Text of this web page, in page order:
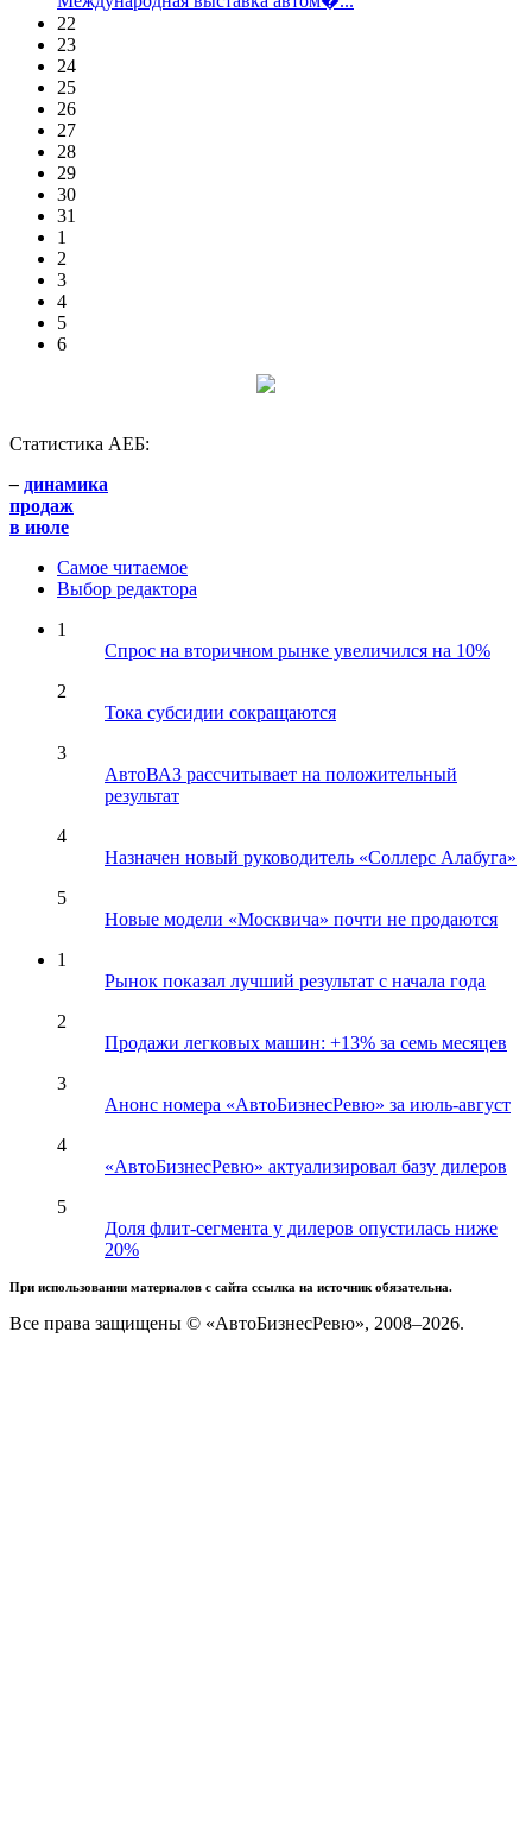
22
23
24
25
26
27
28
29
30
31
1
2
3
4
5
6
Статистика АЕБ:
– динамика
продаж
в июле
Самое читаемое
Выбор редактора
1
Спрос на вторичном рынке увеличился на 10%
2
Тока субсидии сокращаются
3
АвтоВАЗ рассчитывает на положительный
результат
4
Назначен новый руководитель «Соллерс Алабуга»
5
Новые модели «Москвича» почти не продаются
1
Рынок показал лучший результат с начала года
2
Продажи легковых машин: +13% за семь месяцев
3
Анонс номера «АвтоБизнесРевю» за июль-август
4
«АвтоБизнесРевю» актуализировал базу дилеров
5
Доля флит-сегмента у дилеров опустилась ниже
20%
При использовании материалов с сайта ссылка на источник обязательна.
Все права защищены © «АвтоБизнесРевю», 2008–2026.